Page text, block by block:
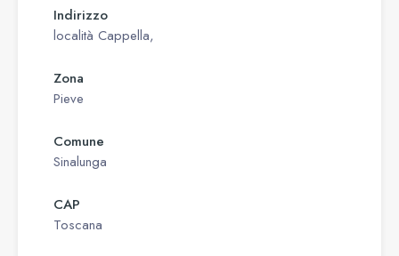
Indirizzo
località Cappella,
Zona
Pieve
Comune
Sinalunga
CAP
Toscana